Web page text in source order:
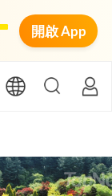
開啟 App